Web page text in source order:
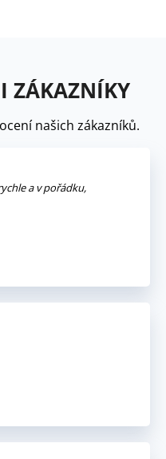
ZÁKAZNÍKY
našich zákazníků.
a v pořádku,